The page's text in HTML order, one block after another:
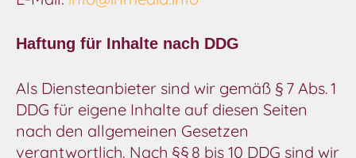
Haftung für Inhalte nach DDG
Als Diensteanbieter sind wir gemäß § 7 Abs. 1
DDG für eigene Inhalte auf diesen Seiten
nach den allgemeinen Gesetzen
verantwortlich. Nach §§ 8 bis 10 DDG sind wir